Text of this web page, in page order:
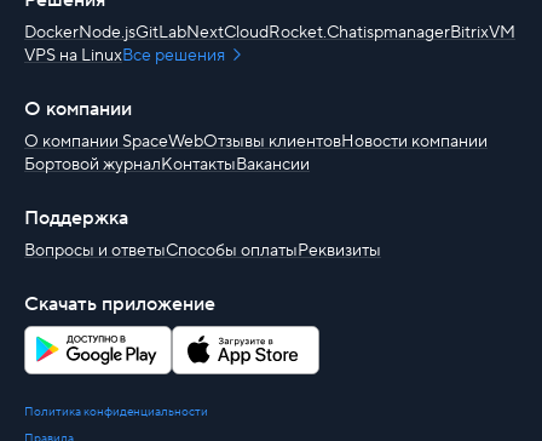
Домены .store по
Зона для коммерческих
проектов и интернет-
Домены .shop по
140 ₽
Торговая зона для любых
магазинов и покупок в
DockerNode.jsGitLabNextCloudRocket.ChatispmanagerBitrixVM
VPS на LinuxВсе решения
О компании
О компании SpaceWebОтзывы клиентовНовости компании
Бортовой журналКонтактыВакансии
Поддержка
Вопросы и ответыСпособы оплатыРеквизиты
Скачать приложение
Политика конфиденциальности